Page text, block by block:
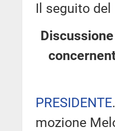
Il seguito
PRESIDENTE
mozione